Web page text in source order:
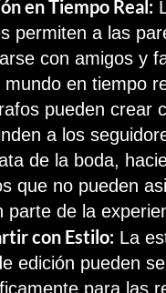
en Tiempo Real:
permiten a las
con amigos y
mundo en tiempo
pueden crear
a los
de la boda,
que no pueden
parte de la
con Estilo: La
edición pueden
para las